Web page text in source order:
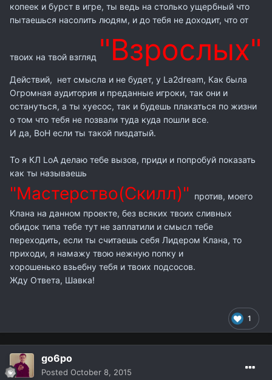
копеек и бурст в игре, ты ведь на столько ущербный что
пытаешься насолить людям, и до тебя не доходит, что от
твоих на твой взгляд "Взрослых"
Действий, нет смысла и не будет, у La2dream, Как была
Огромная аудитория и преданные игроки, так они и
остануться, а ты хуесос, так и будешь плакаться по жизни
о том что тебя не позвали туда куда пошли все.
И да, ВоН если ты такой пиздатый.
То я КЛ LoA делаю тебе вызов, приди и попробуй показать
как ты называешь
"Мастерство(Скилл)" против, моего
Клана на данном проекте, без всяких твоих сливных
обидок типа тебе тут не заплатили и смысл тебе
переходить, если ты считаешь себя Лидером Клана, то
приходи, я намажу твою нежную попку и
хорошенько взьебну тебя и твоих подсосов.
Жду Ответа, Шавка!
1
go6po
Posted October 8, 2015